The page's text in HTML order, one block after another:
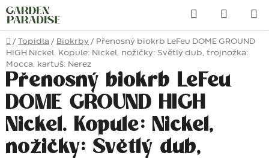
Přejít
na
obsah
Hledat
Domů
/ Topidla / Biokrby / Přenosný biokrb LeFeu DOME GROUND
HIGH Nickel. Kopule: Nickel, nožičky: Světlý dub, trojnožka:
Mocca, kartuš: Nerez
Přenosný biokrb LeFeu
DOME GROUND HIGH
Nickel. Kopule: Nickel,
nožičky: Světlý dub,